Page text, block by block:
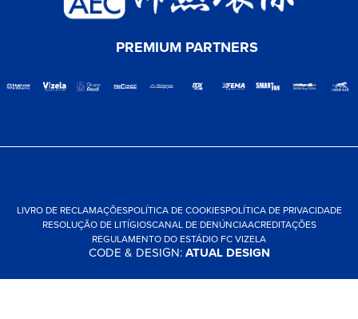
PREMIUM PARTNERS
LIVRO DE RECLAMAÇÕESPOLÍTICA DE COOKIESPOLÍTICA DE PRIVACIDADE
RESOLUÇÃO DE LITÍGIOSCANAL DE DENÚNCIAACREDITAÇÕES
REGULAMENTO DO ESTÁDIO FC VIZELA
CODE & DESIGN:ATUAL DESIGN